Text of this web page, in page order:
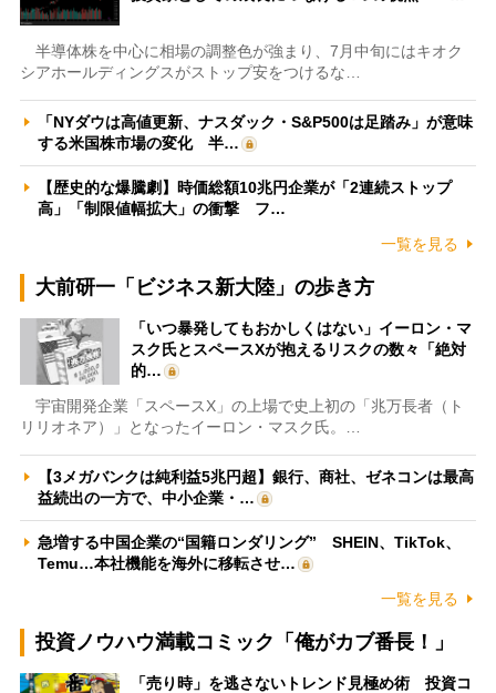
半導体株を中心に相場の調整色が強まり、7月中旬にはキオク
シアホールディングスがストップ安をつけるな…
「NYダウは高値更新、ナスダック・S&P500は足踏み」が意味
する米国株市場の変化 半…
【歴史的な爆騰劇】時価総額10兆円企業が「2連続ストップ
高」「制限値幅拡大」の衝撃 フ…
一覧を見る
大前研一「ビジネス新大陸」の歩き方
「いつ暴発してもおかしくはない」イーロン・マ
スク氏とスペースXが抱えるリスクの数々「絶対
的…
宇宙開発企業「スペースX」の上場で史上初の「兆万長者（ト
リリオネア）」となったイーロン・マスク氏。…
【3メガバンクは純利益5兆円超】銀行、商社、ゼネコンは最高
益続出の一方で、中小企業・…
急増する中国企業の“国籍ロンダリング” SHEIN、TikTok、
Temu…本社機能を海外に移転させ…
一覧を見る
投資ノウハウ満載コミック「俺がカブ番長！」
「売り時」を逃さないトレンド見極め術 投資コ